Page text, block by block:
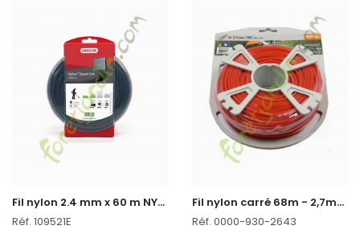
F
il nylon 2.4 mm x 60 m NYLIUM oregon réf : 109521E
Réf. 109521E
F
il nylon carré 68m - 2,7mm Stihl réf. 0000-930-2643
Réf. 0000-930-2643